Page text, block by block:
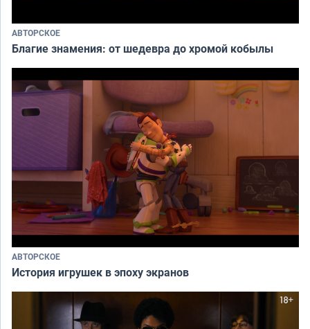
АВТОРСКОЕ
Благие знамения: от шедевра до хромой кобылы
АВТОРСКОЕ
История игрушек в эпоху экранов